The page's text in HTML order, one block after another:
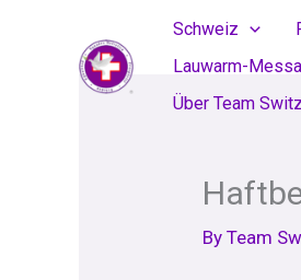
Schweiz
Lauwarm-
Über Team
ByTeam